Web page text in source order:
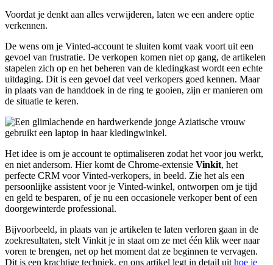
Voordat je denkt aan alles verwijderen, laten we een andere optie
verkennen.
De wens om je Vinted-account te sluiten komt vaak voort uit een
gevoel van frustratie. De verkopen komen niet op gang, de artikelen
stapelen zich op en het beheren van de kledingkast wordt een echte
uitdaging. Dit is een gevoel dat veel verkopers goed kennen. Maar
in plaats van de handdoek in de ring te gooien, zijn er manieren om
de situatie te keren.
Het idee is om je account te optimaliseren zodat het voor jou werkt,
en niet andersom. Hier komt de Chrome-extensie Vinkit, het
perfecte CRM voor Vinted-verkopers, in beeld. Zie het als een
persoonlijke assistent voor je Vinted-winkel, ontworpen om je tijd
en geld te besparen, of je nu een occasionele verkoper bent of een
doorgewinterde professional.
Bijvoorbeeld, in plaats van je artikelen te laten verloren gaan in de
zoekresultaten, stelt Vinkit je in staat om ze met één klik weer naar
voren te brengen, net op het moment dat ze beginnen te vervagen.
Dit is een krachtige techniek, en ons artikel legt in detail uit hoe je